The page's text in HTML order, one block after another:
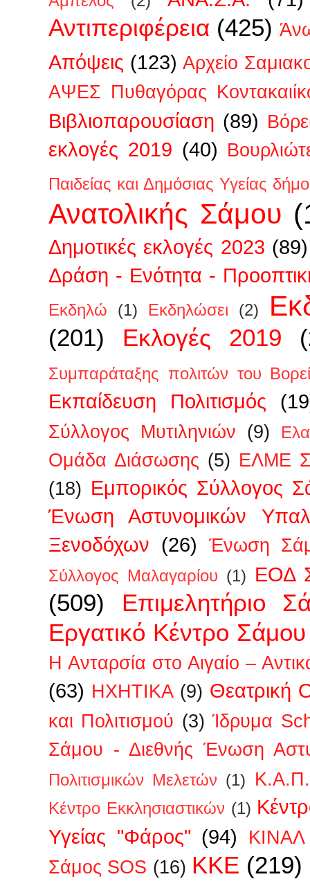
Αντιπεριφέρεια (425)
Απόψεις (123) Αρχείο
ΑΨΕΣ Πυθαγόρας
Βιβλιοπαρουσίαση (89)
εκλογές 2019 (40)
Παιδείας και Δημόσιας Υγείας
Ανατολικής Σάμου
Δημοτικές εκλογές 2023 (89)
Δράση - Ενότητα -
Εκδηλώ (1) Εκδηλώσει (2)
(201) Εκλογές 2019
Συμπαράταξης πολιτών του
Εκπαίδευση Πολιτισμός
Σύλλογος Μυτιληνιών (9)
Ομάδα Διάσωσης (5) ΕΛΜΕ
(18) Εμπορικός Σύλλογος
Ένωση Αστυνομικών
Ξενοδόχων (26) Ένωση
Σύλλογος Μαλαγαρίου (1) ΕΟΔ
(509)
Επιμελητήριο
Εργατικό Κέντρο Σάμου
Η Ανταρσία στο Αιγαίο –
(63) ΗΧΗΤΙΚΑ (9) Θεατρική
και Πολιτισμού (3) Ίδρυμα
Σάμου - Διεθνής Ένωση
Πολιτισμικών Μελετών (1)
Κέντρο Εκκλησιαστικών (1)
Υγείας "Φάρος" (94)
ΚΙΝΑΛ
Σάμος SOS (16) ΚΚΕ (219)